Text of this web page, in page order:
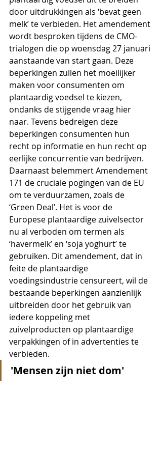
door uitdrukkingen als ‘bevat geen
melk’ te verbieden. Het amendement
wordt besproken tijdens de CMO-
trialogen die op woensdag 27 januari
aanstaande van start gaan. Deze
beperkingen zullen het moeilijker
maken voor consumenten om
plantaardig voedsel te kiezen,
ondanks de stijgende vraag hier
naar. Tevens bedreigen deze
beperkingen consumenten hun
recht op informatie en hun recht op
eerlijke concurrentie van bedrijven.
Daarnaast belemmert Amendement
171 de cruciale pogingen van de EU
om te verduurzamen, zoals de
‘Green Deal’. Het is voor de
Europese plantaardige zuivelsector
nu al verboden om termen als
‘havermelk’ en ‘soja yoghurt’ te
gebruiken. Dit amendement, dat in
feite de plantaardige
voedingsindustrie censureert, wil de
bestaande beperkingen aanzienlijk
uitbreiden door het gebruik van
iedere koppeling met
zuivelproducten op plantaardige
verpakkingen of in advertenties te
verbieden.
'Mensen zijn niet dom'